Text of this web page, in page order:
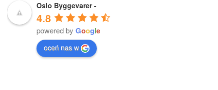
Oslo Byggevarer -
4.8
powered by Google
oceń nas w